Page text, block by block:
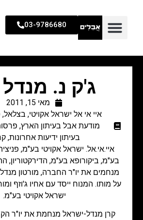
03-9786680
ג'ק נ. מנדל
מאי 15, 2011
איי אי אל ישראל אקויטי, בצלאל,
מודעת אבל בעיתון הארץ,
בעיתון ידיעות אחרונות,
איי.אי.אל. ישראל אקויטי בע"מ,
בע"מ, ביקורופא בע"מ, הדירקטוריון,
מנחמים את יו"ר החברה, מורטון
על מותו. המנוח ייסד עם אחיו ג'וזף
ישראל אקויטי בע"מ.
קרן מנדל-ישראל מנחמת את יו"ר